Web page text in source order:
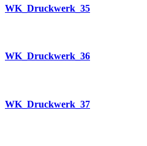
WK_Druckwerk_35
WK_Druckwerk_36
WK_Druckwerk_37